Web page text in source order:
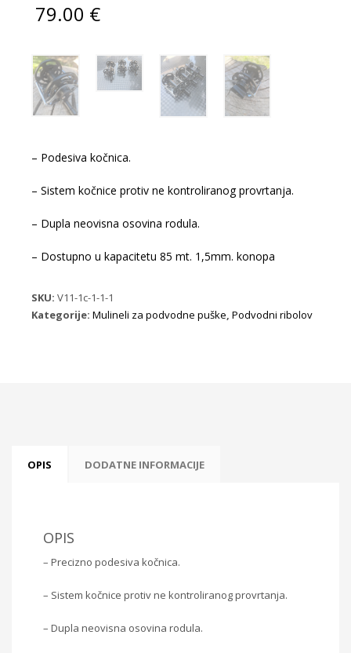
79.00 €
– Podesiva kočnica.
– Sistem kočnice protiv ne kontroliranog provrtanja.
– Dupla neovisna osovina rodula.
– Dostupno u kapacitetu 85 mt. 1,5mm. konopa
SKU: V11-1c-1-1-1
Kategorije: Mulineli za podvodne puške, Podvodni ribolov
OPIS DODATNE INFORMACIJE
OPIS
– Precizno podesiva kočnica.
– Sistem kočnice protiv ne kontroliranog provrtanja.
– Dupla neovisna osovina rodula.